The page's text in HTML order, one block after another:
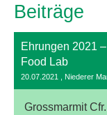
Beiträge
Ehrungen 2021
Food Lab
20.07.2021 , Niederer
Grossmarmit